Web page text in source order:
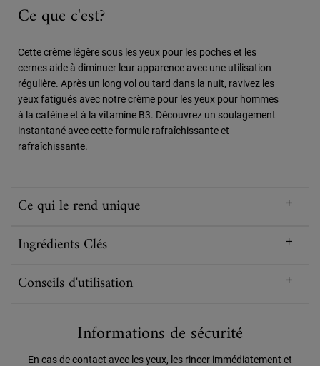
Ce que c'est?
Cette crème légère sous les yeux pour les poches et les
cernes aide à diminuer leur apparence avec une utilisation
régulière. Après un long vol ou tard dans la nuit, ravivez les
yeux fatigués avec notre crème pour les yeux pour hommes
à la caféine et à la vitamine B3. Découvrez un soulagement
instantané avec cette formule rafraîchissante et
rafraîchissante.
Ce qui le rend unique
Ingrédients Clés
Conseils d'utilisation
Informations de sécurité
En cas de contact avec les yeux, les rincer immédiatement et